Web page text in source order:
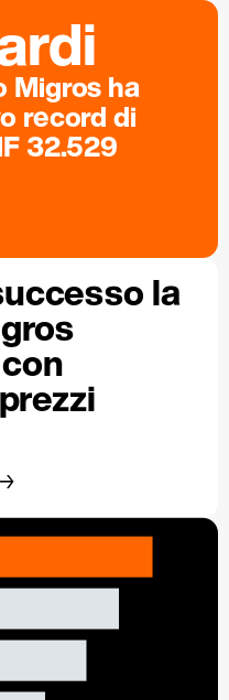
Migros ha
record di
32.529
la